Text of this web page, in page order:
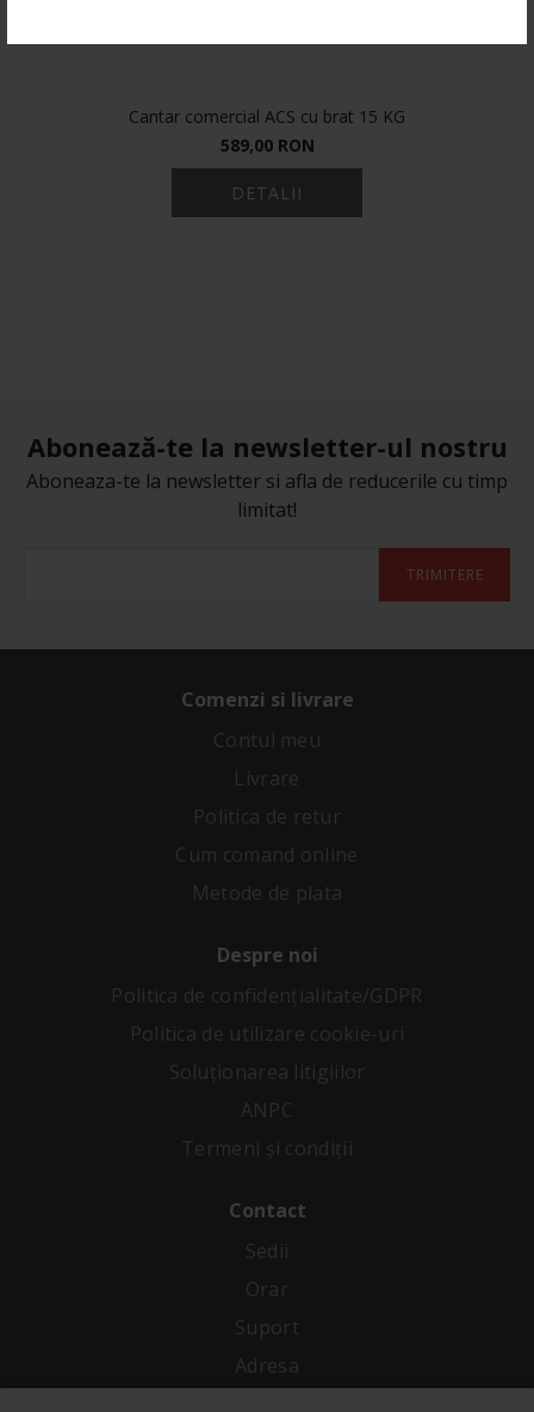
Cantar comercial ACS cu brat 15 KG
589,00 RON
DETALII
Abonează-te la newsletter-ul nostru
Aboneaza-te la newsletter si afla de reducerile cu timp
limitat!
TRIMITERE
Comenzi si livrare
Contul meu
Livrare
Politica de retur
Cum comand online
Metode de plata
Despre noi
Politica de confidenţialitate/GDPR
Politica de utilizare cookie-uri
Soluționarea litigiilor
ANPC
Termeni și condiții
Contact
Sedii
Orar
Suport
Adresa